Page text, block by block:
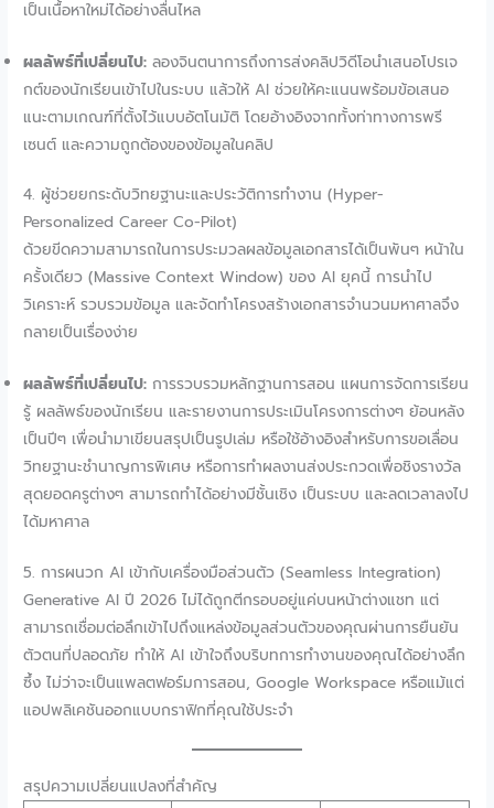
เป็นเนื้อหาใหม่ได้อย่างลื่นไหล
ผลลัพธ์ที่เปลี่ยนไป: ลองจินตนาการถึงการส่งคลิปวิดีโอนำเสนอโปรเจ
กต์ของนักเรียนเข้าไปในระบบ แล้วให้ AI ช่วยให้คะแนนพร้อมข้อเสนอ
แนะตามเกณฑ์ที่ตั้งไว้แบบอัตโนมัติ โดยอ้างอิงจากทั้งท่าทางการพรี
เซนต์ และความถูกต้องของข้อมูลในคลิป
4. ผู้ช่วยยกระดับวิทยฐานะและประวัติการทำงาน (Hyper-
Personalized Career Co-Pilot)
ด้วยขีดความสามารถในการประมวลผลข้อมูลเอกสารได้เป็นพันๆ หน้าใน
ครั้งเดียว (Massive Context Window) ของ AI ยุคนี้ การนำไป
วิเคราะห์ รวบรวมข้อมูล และจัดทำโครงสร้างเอกสารจำนวนมหาศาลจึง
กลายเป็นเรื่องง่าย
ผลลัพธ์ที่เปลี่ยนไป: การรวบรวมหลักฐานการสอน แผนการจัดการเรียน
รู้ ผลลัพธ์ของนักเรียน และรายงานการประเมินโครงการต่างๆ ย้อนหลัง
เป็นปีๆ เพื่อนำมาเขียนสรุปเป็นรูปเล่ม หรือใช้อ้างอิงสำหรับการขอเลื่อน
วิทยฐานะชำนาญการพิเศษ หรือการทำผลงานส่งประกวดเพื่อชิงรางวัล
สุดยอดครูต่างๆ สามารถทำได้อย่างมีชั้นเชิง เป็นระบบ และลดเวลาลงไป
ได้มหาศาล
5. การผนวก AI เข้ากับเครื่องมือส่วนตัว (Seamless Integration)
Generative AI ปี 2026 ไม่ได้ถูกตีกรอบอยู่แค่บนหน้าต่างแชท แต่
สามารถเชื่อมต่อลึกเข้าไปถึงแหล่งข้อมูลส่วนตัวของคุณผ่านการยืนยัน
ตัวตนที่ปลอดภัย ทำให้ AI เข้าใจถึงบริบทการทำงานของคุณได้อย่างลึก
ซึ้ง ไม่ว่าจะเป็นแพลตฟอร์มการสอน, Google Workspace หรือแม้แต่
แอปพลิเคชันออกแบบกราฟิกที่คุณใช้ประจำ
สรุปความเปลี่ยนแปลงที่สำคัญ